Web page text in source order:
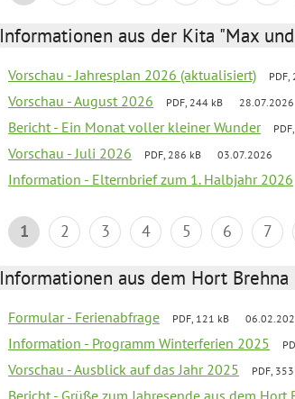
Informationen aus der Kita "Max
Vorschau - Jahresplan 2026 (aktualisiert) PDF,
Vorschau - August 2026 PDF, 244 kB 28.07.2026
Bericht - Ein Monat voller kleiner Wunder
Vorschau - Juli 2026 PDF, 286 kB 03.07.2026
Information - Elternbrief zum 1. Halbjahr 2026
1 2 3 4 5 6 7
Informationen aus dem Hort Brehna
Formular - Ferienabfrage PDF, 121 kB
Information - Programm Winterferien 2025
Vorschau - Ausblick auf das Jahr 2025 PDF,
Bericht - Grüße zum Jahresende aus dem Hort